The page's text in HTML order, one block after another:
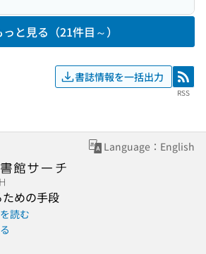
っと見る（21件目～）
書誌情報を一括出力 RSS
RSS
Language：English
めの手段
読む